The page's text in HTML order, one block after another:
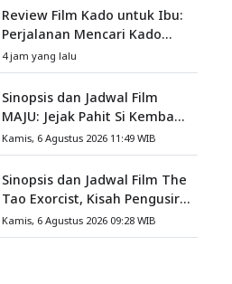
Review Film Kado untuk Ibu:
Perjalanan Mencari Kado
yang Mengajarkan Arti
Keluarga
4 jam yang lalu
Sinopsis dan Jadwal Film
MAJU: Jejak Pahit Si Kembang
Gula, Misteri Hilangnya
Bagas di Lokasi Jambore
Kamis, 6 Agustus 2026 11:49 WIB
Sinopsis dan Jadwal Film The
Tao Exorcist, Kisah Pengusir
Setan Melawan Kutukan
Mematikan
Kamis, 6 Agustus 2026 09:28 WIB